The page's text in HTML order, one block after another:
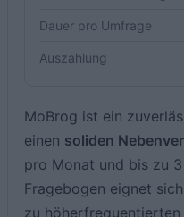
Dauer pro Umfrage
Auszahlung
MoBrog ist ein
einen soliden
pro Monat und bis zu
Fragebogen eignet
zu